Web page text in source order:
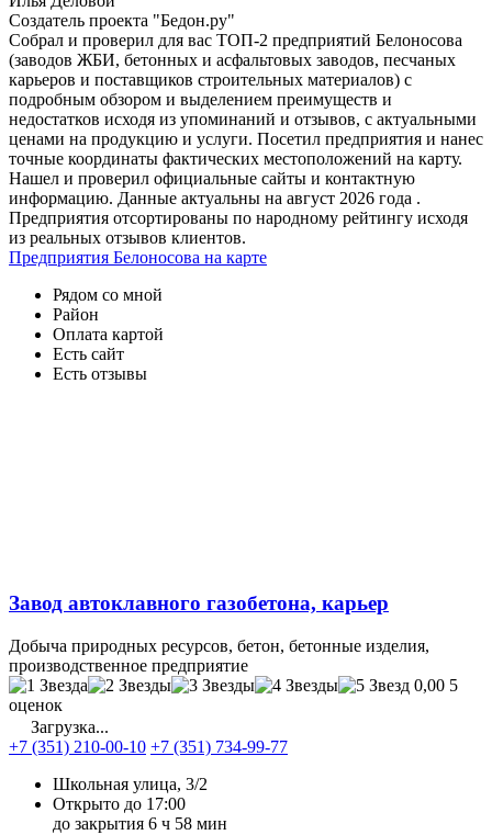
Создатель проекта "Бедон.ру"
Собрал и проверил для вас ТОП-2 предприятий Белоносова
(заводов ЖБИ, бетонных и асфальтовых заводов, песчаных
карьеров и поставщиков строительных материалов) с
подробным обзором и выделением преимуществ и
недостатков исходя из упоминаний и отзывов, с актуальными
ценами на продукцию и услуги. Посетил предприятия и нанес
точные координаты фактических местоположений на карту.
Нашел и проверил официальные сайты и контактную
информацию. Данные актуальны на август 2026 года .
Предприятия отсортированы по народному рейтингу исходя
из реальных отзывов клиентов.
Предприятия Белоносова на карте
Рядом со мной
Район
Оплата картой
Есть сайт
Есть отзывы
Завод автоклавного газобетона, карьер
Добыча природных ресурсов, бетон, бетонные изделия,
производственное предприятие
0,00 5
оценок
Загрузка...
+7 (351) 210-00-10 +7 (351) 734-99-77
Школьная улица, 3/2
Открыто до 17:00
до закрытия 6 ч 58 мин